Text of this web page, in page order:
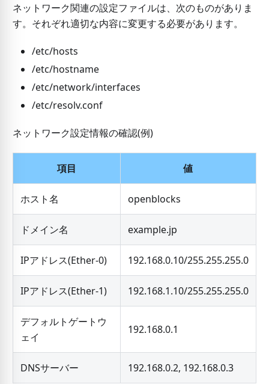
ネットワーク関連の設定ファイルは、次のものがありま
す。それぞれ適切な内容に変更する必要があります。
/etc/hosts
/etc/hostname
/etc/network/interfaces
/etc/resolv.conf
ネットワーク設定情報の確認(例)
項目 値
ホスト名 openblocks
ドメイン名 example.jp
IPアドレス(Ether-0) 192.168.0.10/255.255.255.0
IPアドレス(Ether-1) 192.168.1.10/255.255.255.0
デフォルトゲートウ
ェイ
192.168.0.1
DNSサーバー 192.168.0.2, 192.168.0.3